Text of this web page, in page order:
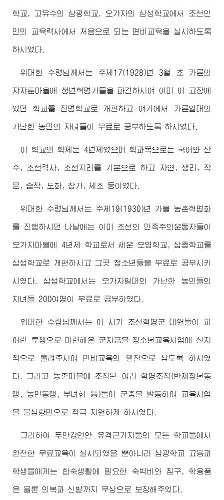
학교, 고유수의 삼광학교, 오가자의 삼성학교에서 조선인
민의 교육력사에서 처음으로 되는 면비교육을 실시하도록
하시였다.
위대한 수령님께서는 주체17(1928)년 3월 초 카륜의
쟈쟈툰마을에 청년혁명가들을 파견하시여 이미 이 고장에
있던 학교를 진명학교로 개편하고 여기에서 카륜일대의
가난한 농민의 자녀들이 무료로 공부하도록 하시였다.
이 학교의 학제는 4년제였으며 학과목으로는 국어와 산
수, 조선력사, 조선지리를 기본으로 하고 자연, 생리, 작
문, 습작, 도화, 창가, 체조 등이였다.
위대한 수령님께서 는 주체19(1930)년 가을 농촌혁명화
를 진행하시던 나날에는 이미 조선의 민족주의운동자들이
오가자마을에 4년제 학교로서 세운 오영학교, 삼중학교를
삼성학교로 개편하시고 그곳 청소년들을 무료로 공부시키
시였다. 삼성학교에서는 오가자일대의 가난한 농민들의
자녀들 200여명이 무료로 공부하였다.
위대한 수령님께서 는 이 시기 조선혁명군 대원들이 피
어린 투쟁으로 마련해온 군자금을 청소년교육사업에 선차
적으로 돌려주시여 면비교육의 밑천으로 삼도록 하시였
다. 그리고 농촌마을에 조직된 여러 혁명조직(반제청년동
맹, 농민동맹, 부녀회 등)들이 군중을 발동하여 교육사업
을 물심량면으로 적극 지원하게 하시였다.
그리하여 두만강연안 유격근거지들의 모든 학교들에서
완전한 무료교육이 실시되였을 뿐아니라 삼광학교 고등과
학생들에게는 합숙생활에 필요한 숙박비와 침구, 학용품
은 물론 의복과 신발까지 무상으로 보장해주었다.